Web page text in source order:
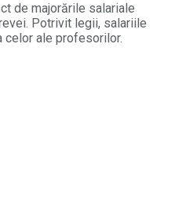
de majorările salariale
Potrivit legii, salariile
celor ale profesorilor.